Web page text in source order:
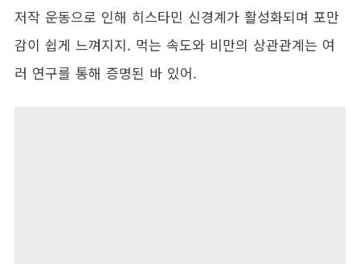
저작 운동으로 인해 히스타민 신경계가 활성화되며 포만
감이 쉽게 느껴지지. 먹는 속도와 비만의 상관관계는 여
러 연구를 통해 증명된 바 있어.